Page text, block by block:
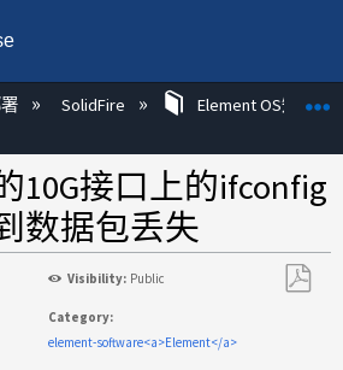
层次SolidFire Element OS知识库
10G接口上的ifconfig
数据包丢失
Visibility: Public
Category:
element-software<a>Element</a>